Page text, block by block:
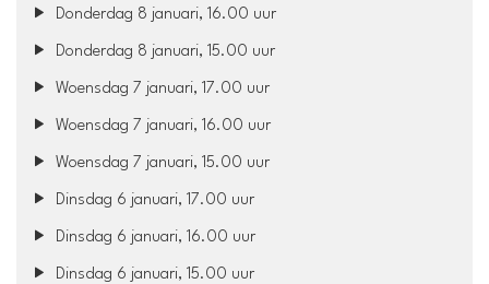
Donderdag 8 januari, 16.00 uur
Donderdag 8 januari, 15.00 uur
Woensdag 7 januari, 17.00 uur
Woensdag 7 januari, 16.00 uur
Woensdag 7 januari, 15.00 uur
Dinsdag 6 januari, 17.00 uur
Dinsdag 6 januari, 16.00 uur
Dinsdag 6 januari, 15.00 uur